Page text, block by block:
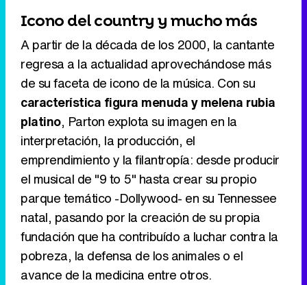
Icono del country y mucho más
A partir de la década de los 2000, la cantante
regresa a la actualidad aprovechándose más
de su faceta de icono de la música. Con su
característica figura menuda y melena rubia
platino, Parton explota su imagen en la
interpretación, la producción, el
emprendimiento y la filantropía: desde producir
el musical de "9 to 5" hasta crear su propio
parque temático -Dollywood- en su Tennessee
natal, pasando por la creación de su propia
fundación que ha contribuído a luchar contra la
pobreza, la defensa de los animales o el
avance de la medicina entre otros.